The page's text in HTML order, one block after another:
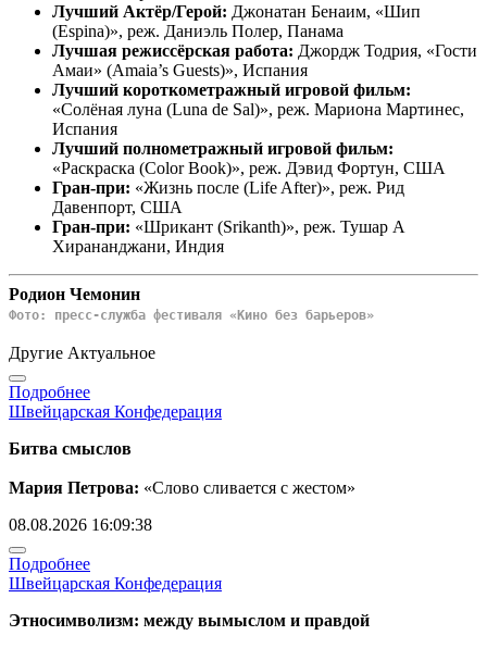
Лучший Актёр/Герой: Джонатан Бенаим, «Шип
(Espina)», реж. Даниэль Полер, Панама
Лучшая режиссёрская работа: Джордж Тодрия, «Гости
Амаи» (Amaia’s Guests)», Испания
Лучший короткометражный игровой фильм:
«Солёная луна (Luna de Sal)», реж. Мариона Мартинес,
Испания
Лучший полнометражный игровой фильм:
«Раскраска (Color Book)», реж. Дэвид Фортун, США
Гран-при: «Жизнь после (Life After)», реж. Рид
Давенпорт, США
Гран-при: «Шрикант (Srikanth)», реж. Тушар А
Хирананджани, Индия
Родион Чемонин
Фото: пресс-служба фестиваля «Кино без барьеров»
Другие Актуальное
Подробнее
Швейцарская Конфедерация
Битва смыслов
Мария Петрова: «Слово сливается с жестом»
08.08.2026 16:09:38
Подробнее
Швейцарская Конфедерация
Этносимволизм: между вымыслом и правдой